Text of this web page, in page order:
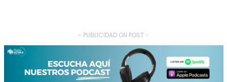
- PUBLICIDAD ON POST -